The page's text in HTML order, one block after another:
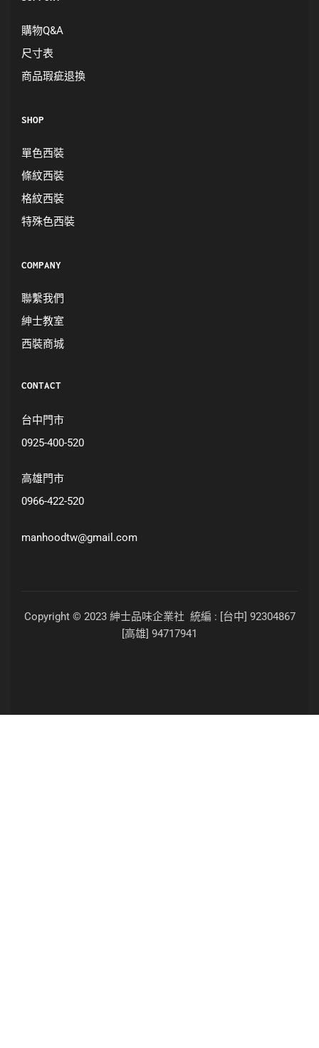
購物Q&A
尺寸表
商品瑕疵退換
SHOP
單色西裝
條紋西裝
格紋西裝
特殊色西裝
COMPANY
聯繫我們
紳士教室
西裝商城
CONTACT
台中門市
0925-400-520
高雄門市
0966-422-520
manhoodtw@gmail.com
Copyright © 2023 紳士品味企業社 統編 : [台中] 92304867
[高雄] 94717941